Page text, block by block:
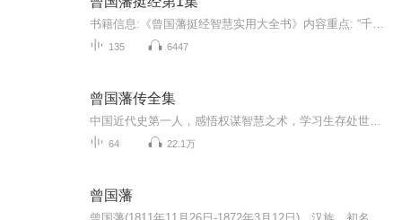
135 6447
曾国藩传全集
64 22.1万
曾国藩